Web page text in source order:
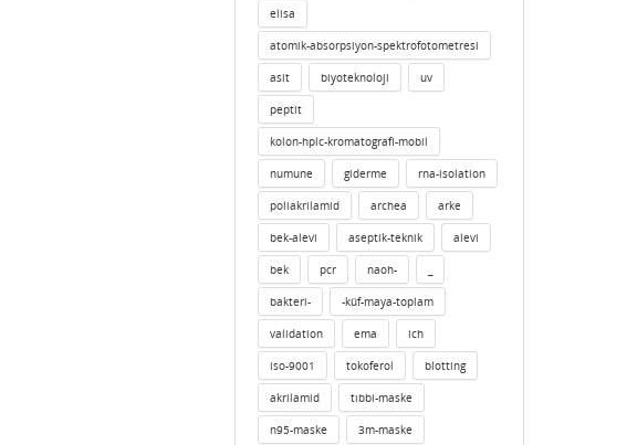
elisa
atomik-absorpsiyon-spektrofotometresi
asit biyoteknoloji uv
peptit
kolon-hplc-kromatografi-mobil
numune giderme rna-isolation
poliakrilamid archea arke
bek-alevi aseptik-teknik alevi
bek pcr naoh-
bakteri- -küf-maya-toplam
validation ema ich
iso-9001 tokoferol blotting
akrilamid tıbbi-maske
n95-maske 3m-maske